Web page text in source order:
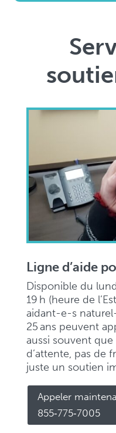
Ligne d’aide
Disponible du
19 h (heure de
aidant-e-s
25 ans peuvent
aussi souvent que
d’attente, pas de
juste un soutien
Appeler
855‑775‑7005